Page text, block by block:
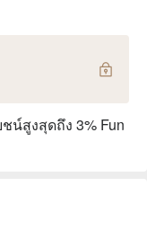
น์สูงสุดถึง 3% Fun